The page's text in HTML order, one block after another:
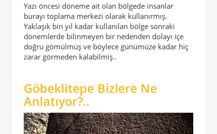
Yazı öncesi döneme ait olan bölgede insanlar
burayı toplama merkezi olarak kullanırmış.
Yaklaşık bin yıl kadar kullanılan bölge sonraki
dönemlerde bilinmeyen bir nedenden dolayı içe
doğru gömülmüş ve böylece günümüze kadar hiç
zarar görmeden kalabilmiş..
Göbeklitepe Bizlere Ne
Anlatıyor?..